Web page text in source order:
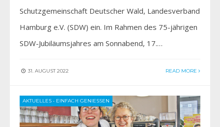
Schutzgemeinschaft Deutscher Wald, Landesverband
Hamburg e.V. (SDW) ein. Im Rahmen des 75-jährigen
SDW-Jubiläumsjahres am Sonnabend, 17.…
31. AUGUST 2022 READ MORE
AKTUELLES • EINFACH GENIESSEN